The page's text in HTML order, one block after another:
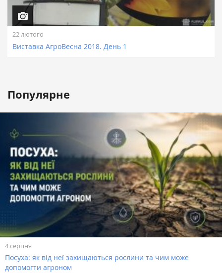
22 лютого
Виставка АгроВесна 2018. День 1
Популярне
4 серпня
Посуха: як від неї захищаються рослини та чим може
допомогти агроном